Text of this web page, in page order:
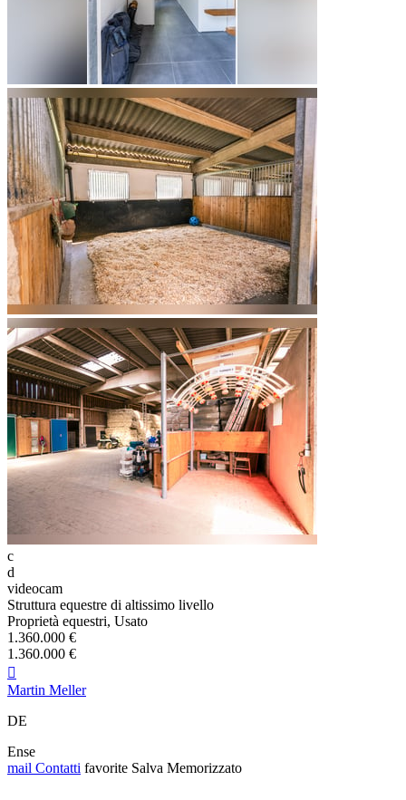
c
d
videocam
Struttura equestre di altissimo livello
Proprietà equestri, Usato
1.360.000 €
1.360.000 €

Martin Meller
DE
Ense
mail Contatti favorite Salva Memorizzato